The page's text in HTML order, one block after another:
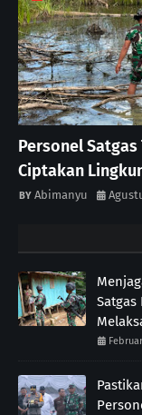
Personel
Ciptakan
Abimanyu
Satgas